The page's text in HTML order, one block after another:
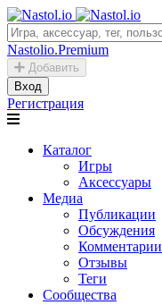
Nastolio.Premium
Добавить
Вход
Регистрация
Каталог
Игры
Аксессуары
Медиа
Публикации
Обсуждения
Комментарии
Отзывы
Теги
Сообщества